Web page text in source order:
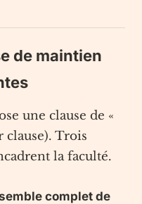
de maintien
une clause de «
clause). Trois
la faculté.
complet de